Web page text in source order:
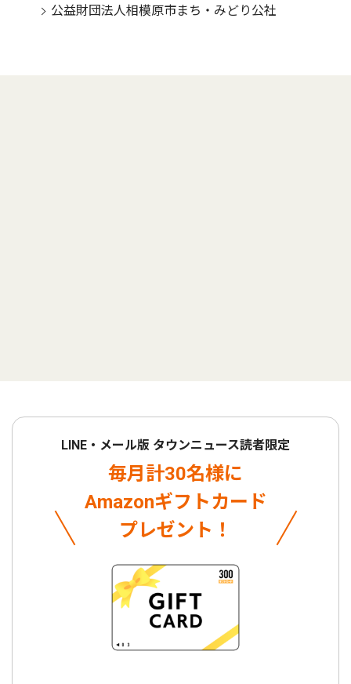
公益財団法人相模原市まち・みどり公社
LINE・メール版 タウンニュース読者限定
毎月計30名様に
Amazonギフトカード
プレゼント！